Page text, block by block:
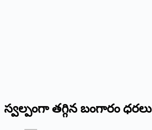
స్వల్పంగా తగ్గిన బంగారం ధరలు